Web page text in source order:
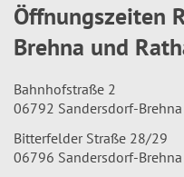
Öffnungszeiten
Brehna und
Bahnhofstraße 2
06792 Sandersdorf-Brehna
Bitterfelder Straße 28/29
06796 Sandersdorf-Brehna